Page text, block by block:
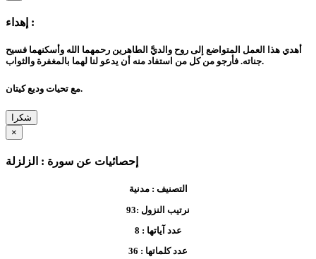
إهداء :
أهدي هذا العمل المتواضع إلى روح والديَّ الطاهرين رحمهما الله وأسكنهما فسيح
جناته. فأرجو من كل من استفاد منه أن يدعو لنا لهما بالمغفرة والثواب.
مع تحيات وديع كيتان.
شكرا
×
إحصائيات عن سورة : الزلزلة
التصنيف :مدنية
نرتيب النزول :93
عدد آياتها : 8
عدد كلماتها : 36